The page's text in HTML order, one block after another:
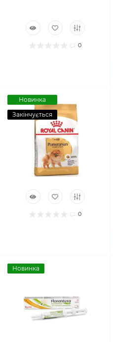
0
Новинка
Закінчується
0
Новинка